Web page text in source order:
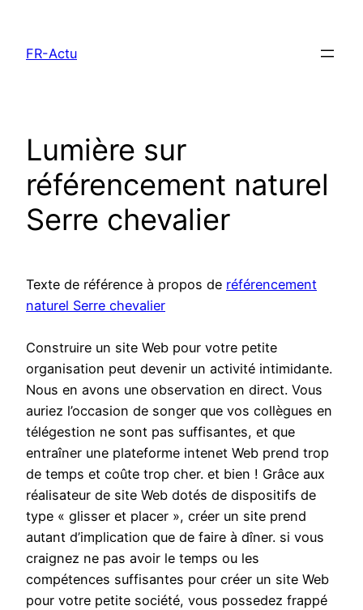
contenu
FR-Actu
Lumière sur
référencement naturel
Serre chevalier
Texte de référence à propos de référencement
naturel Serre chevalier
Construire un site Web pour votre petite
organisation peut devenir un activité intimidante.
Nous en avons une observation en direct. Vous
auriez l’occasion de songer que vos collègues en
télégestion ne sont pas suffisantes, et que
entraîner une plateforme intenet Web prend trop
de temps et coûte trop cher. et bien ! Grâce aux
réalisateur de site Web dotés de dispositifs de
type « glisser et placer », créer un site prend
autant d’implication que de faire à dîner. si vous
craignez ne pas avoir le temps ou les
compétences suffisantes pour créer un site Web
pour votre petite société, vous possedez frappé